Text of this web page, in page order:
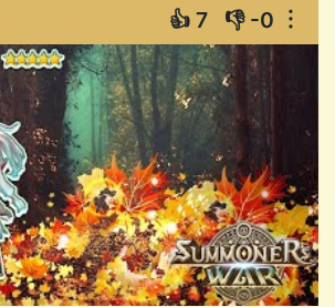
👍 7 👎 -0 ︙